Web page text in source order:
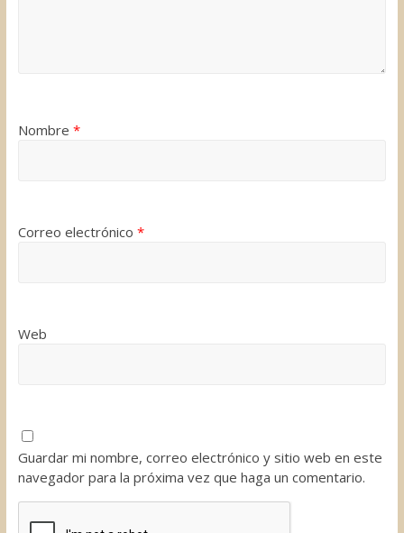
Nombre *
Correo electrónico *
Web
Guardar mi nombre, correo electrónico y sitio web en este
navegador para la próxima vez que haga un comentario.